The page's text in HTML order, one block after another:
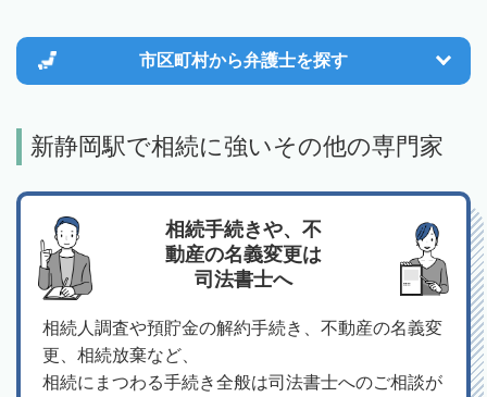
市区町村から弁護士を探す
新静岡駅で相続に強いその他の専門家
相続手続きや、不
動産の名義変更は
司法書士へ
相続人調査や預貯金の解約手続き、不動産の名義変
更、相続放棄など、
相続にまつわる手続き全般は司法書士へのご相談が